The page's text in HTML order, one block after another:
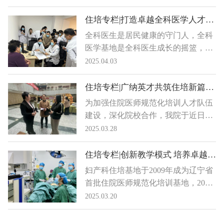
拥有普外科、ICU、胸外科、心血管
外科等优势专科，配备先进的教学设
备和临床技能中心。
住培专栏|打造卓越全科医学人才的摇篮——锦州市中心医院全科基地
全科医生是居民健康的守门人，全科
医学基地是全科医生成长的摇篮，全
科医生的培养是实现健康中国战略，
落实分级诊疗制度的迫切需要，锦州
市中心医院全科基地在医院领导和科
教科的指导下
2025.04.03
住培专栏|广纳英才共筑住培新篇章 锦州市中心医院参加锦州医科大学2025届毕业生春季大型校园双选会
为加强住院医师规范化培训人才队伍
建设，深化院校合作，我院于近日参
加了锦州医科大学举办的“2025届毕
业生春季大型校园双选会”。此次双
选会旨在为医学毕业生搭建优质就业
平台，同时为医院选拔高素质住培学
员，助力医疗人才培养与学科发展。
2025.03.28
住培专栏|创新教学模式 培养卓越医学人才 锦州市中心医院妇产科住培基地
妇产科住培基地于2009年成为辽宁省
首批住院医师规范化培训基地，2014
年成为国家级首批住培基地。是一家
集医疗、教学、科研于一体的国家级
2025.03.20